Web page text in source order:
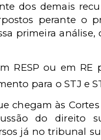
dos demais
perante o
primeira análise,
RESP ou em RE
para o STJ e
chegam às
do direito
já no tribunal